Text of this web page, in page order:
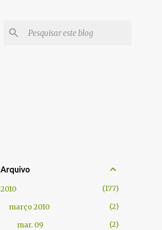
Arquivo
2010
177
março 2010
2
mar. 09
2